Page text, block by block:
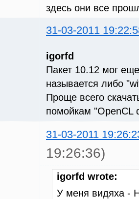
здесь они все
31-03-2011
igorfd
Пакет 10.12 мог
называется либо
Проще всего
помойкам "OpenCL
31-03-2011
19:26:36)
igorfd wrote:
У меня видяха -